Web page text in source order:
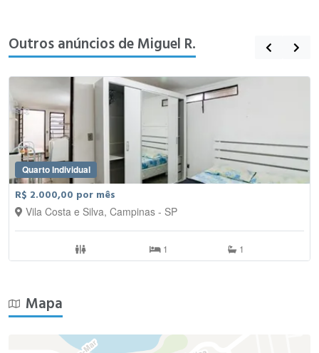
Outros anúncios de Miguel R.
Quarto Individual
R$ 2.000,00 por mês
Vila Costa e Silva, Campinas - SP
1 1
Mapa